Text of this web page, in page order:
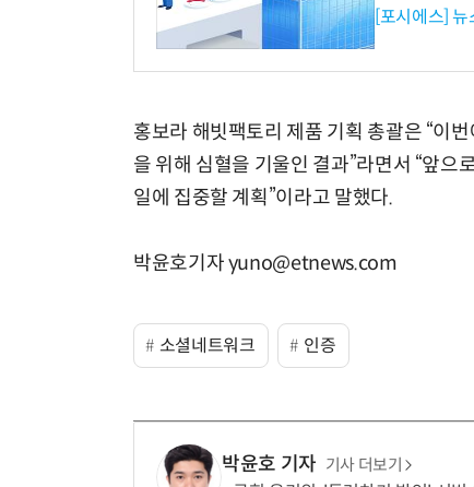
[포시에스]
홍보라 해빗팩토리 제품 기획 총괄은 “이
을 위해 심혈을 기울인 결과”라면서 “앞
일에 집중할 계획”이라고 말했다.
박윤호기자 yuno@etnews.com
소셜네트워크 인증
박윤호 기자 기사 더보기